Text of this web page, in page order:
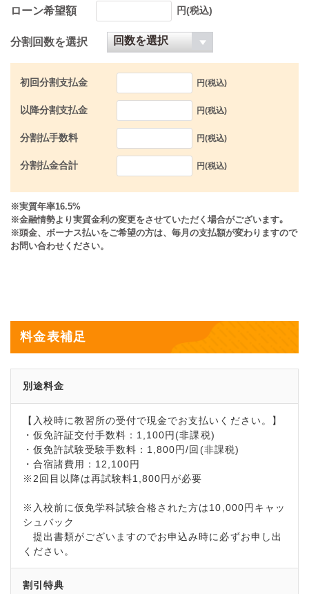
ローン希望額 円(税込)
分割回数を選択
初回分割支払金 円(税込)
以降分割支払金 円(税込)
分割払手数料 円(税込)
分割払金合計 円(税込)
※実質年率16.5%
※金融情勢より実質金利の変更をさせていただく場合がございます｡
※頭金、ボーナス払いをご希望の方は、毎月の支払額が変わりますので
お問い合わせください。
料金表補足
別途料金
【入校時に教習所の受付で現金でお支払いください。】
・仮免許証交付手数料：1,100円(非課税)
・仮免許試験受験手数料：1,800円/回(非課税)
・合宿諸費用：12,100円
※2回目以降は再試験料1,800円が必要
※入校前に仮免学科試験合格された方は10,000円キャッ
シュバック
提出書類がございますのでお申込み時に必ずお申し出
ください。
割引特典